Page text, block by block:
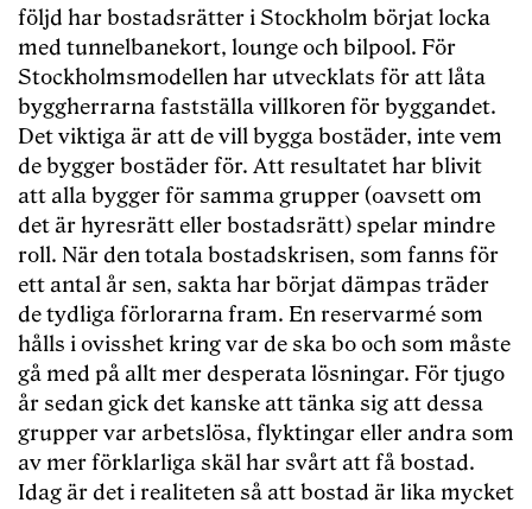
följd har bostadsrätter i Stockholm börjat locka
med tunnelbanekort, lounge och bilpool. För
Stockholmsmodellen har utvecklats för att låta
byggherrarna fastställa villkoren för byggandet.
Det viktiga är att de vill bygga bostäder, inte vem
de bygger bostäder för. Att resultatet har blivit
att alla bygger för samma grupper (oavsett om
det är hyresrätt eller bostadsrätt) spelar mindre
roll. När den totala bostadskrisen, som fanns för
ett antal år sen, sakta har börjat dämpas träder
de tydliga förlorarna fram. En reservarmé som
hålls i ovisshet kring var de ska bo och som måste
gå med på allt mer desperata lösningar. För tjugo
år sedan gick det kanske att tänka sig att dessa
grupper var arbetslösa, flyktingar eller andra som
av mer förklarliga skäl har svårt att få bostad.
Idag är det i realiteten så att bostad är lika mycket